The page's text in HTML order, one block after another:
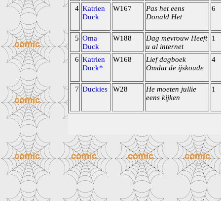
4 Katrien
Duck
W167
Pas het eens
Donald Het
6
5 Oma
Duck
W188
Dag mevrouw Heeft
u al internet
1
6 Katrien
Duck*
W168
Lief dagboek
Omdat de ijskoude
4
7 Duckies W28
He moeten jullie
eens kijken
1